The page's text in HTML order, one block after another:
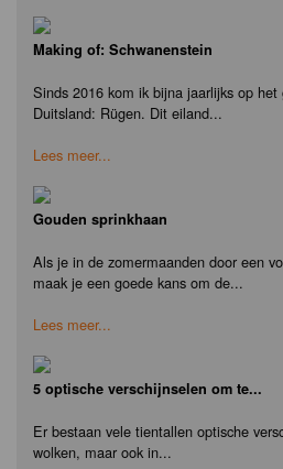
Making of: Schwanenstein
Sinds 2016 kom ik bijna jaarlijks op
Duitsland: Rügen. Dit eiland...
Lees meer...
Gouden sprinkhaan
Als je in de zomermaanden door een
maak je een goede kans om de...
Lees meer...
5 optische verschijnselen om te...
Er bestaan vele tientallen optische
wolken, maar ook in...